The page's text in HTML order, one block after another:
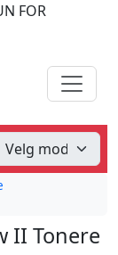
FOR
II Tonere